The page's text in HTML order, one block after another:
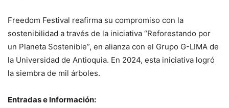
Freedom Festival reafirma su compromiso con la
sostenibilidad a través de la iniciativa “Reforestando por
un Planeta Sostenible”, en alianza con el Grupo G-LIMA de
la Universidad de Antioquia. En 2024, esta iniciativa logró
la siembra de mil árboles.
Entradas e Información: